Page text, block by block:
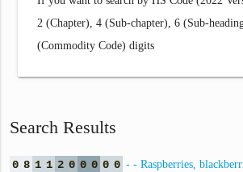
2 (Chapter), 4 (Sub-chapter), 6 (Sub-
(Commodity Code) digits
Search Results
0 8 1 1 2 0 0 0 0 0 - - Raspberries,